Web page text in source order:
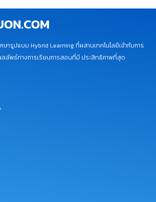
ารูปแบบ Hybrid Learning ที่ผสานเทคโนโลยีเข้ากับการ
ลัพธ์ทางการเรียนการสอนที่มี ประสิทธิภาพที่สุด